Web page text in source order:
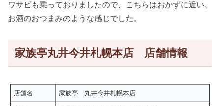
ワサビも乗っておりましたので、こちらはおかずに近い、
お酒のおつまみのような感じでした。
家族亭丸井今井札幌本店 店舗情報
店舗名 家族亭 丸井今井札幌本店